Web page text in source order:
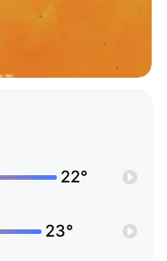
22°
23°